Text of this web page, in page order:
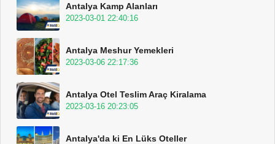
Antalya Kamp Alanları
2023-03-01 22:40:16
Antalya Meshur Yemekleri
2023-03-06 22:17:36
Antalya Otel Teslim Araç Kiralama
2023-03-16 20:23:05
Antalya'da ki En Lüks Oteller